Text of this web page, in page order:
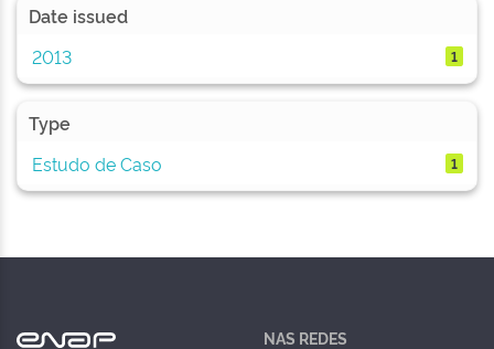
Date issued
2013
1
Type
Estudo de Caso
1
NAS REDES